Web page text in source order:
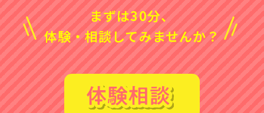
まずは30分、
体験・相談してみませんか？